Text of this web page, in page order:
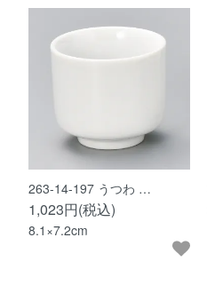
263-14-197 うつわ …
1,023円(税込)
8.1×7.2cm